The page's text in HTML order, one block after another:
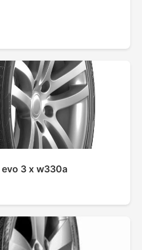
3 x w330a